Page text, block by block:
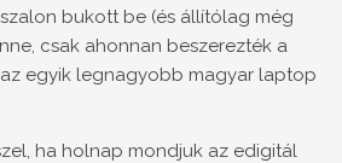
bukott be (és állítólag még
csak ahonnan beszerezték a
egyik legnagyobb magyar laptop
ha holnap mondjuk az edigitál